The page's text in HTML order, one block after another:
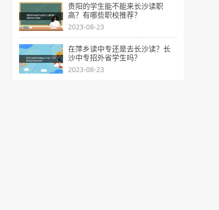
贵阳的学生能不能来长沙读职
高？有哪些职校推荐？
2023-08-23
在萍乡读中专还是去长沙读？长
沙中专招外省学生吗？
2023-08-23